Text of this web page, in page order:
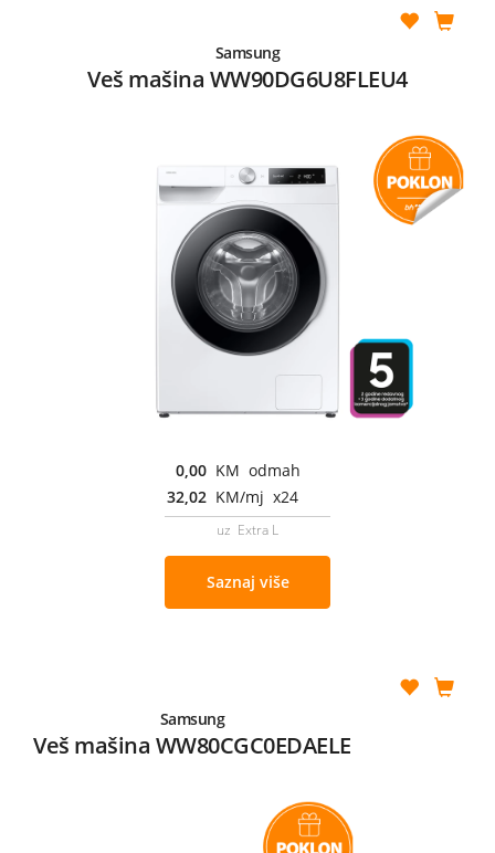
Samsung
Veš mašina WW90DG6U8FLEU4
0,00 KM odmah
32,02 KM/mj x24
uz Extra L
Saznaj više
Samsung
Veš mašina WW80CGC0EDAELE